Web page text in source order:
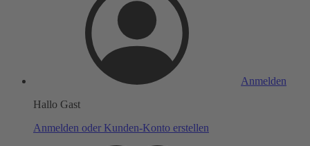
Anmelden
Hallo Gast
Anmelden oder Kunden-Konto erstellen